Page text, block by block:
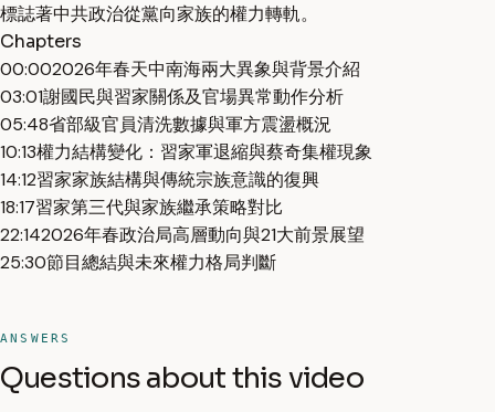
標誌著中共政治從黨向家族的權力轉軌。
Chapters
00:002026年春天中南海兩大異象與背景介紹
03:01謝國民與習家關係及官場異常動作分析
05:48省部級官員清洗數據與軍方震盪概況
10:13權力結構變化：習家軍退縮與蔡奇集權現象
14:12習家家族結構與傳統宗族意識的復興
18:17習家第三代與家族繼承策略對比
22:142026年春政治局高層動向與21大前景展望
25:30節目總結與未來權力格局判斷
ANSWERS
Questions about this video